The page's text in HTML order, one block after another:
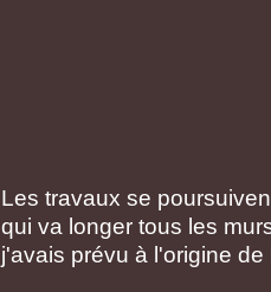
Les travaux se
qui va longer tous les
j'avais prévu à l'origine